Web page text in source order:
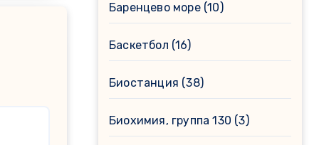
Баренцево море(10)
Баскетбол (16)
Биостанция (38)
Биохимия, группа 130 (3)